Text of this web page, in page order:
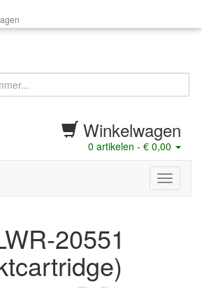
Winkelwagen
0 artikelen - € 0,00
menu
20551